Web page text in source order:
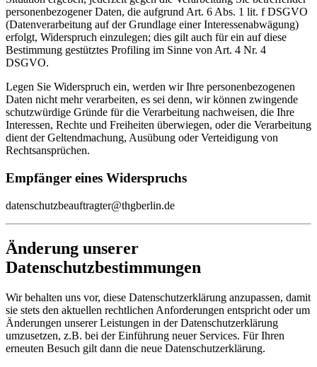
personenbezogener Daten, die aufgrund Art. 6 Abs. 1 lit. f DSGVO
(Datenverarbeitung auf der Grundlage einer Interessenabwägung)
erfolgt, Widerspruch einzulegen; dies gilt auch für ein auf diese
Bestimmung gestütztes Profiling im Sinne von Art. 4 Nr. 4
DSGVO.
Legen Sie Widerspruch ein, werden wir Ihre personenbezogenen
Daten nicht mehr verarbeiten, es sei denn, wir können zwingende
schutzwürdige Gründe für die Verarbeitung nachweisen, die Ihre
Interessen, Rechte und Freiheiten überwiegen, oder die Verarbeitung
dient der Geltendmachung, Ausübung oder Verteidigung von
Rechtsansprüchen.
Empfänger eines Widerspruchs
datenschutzbeauftragter@thgberlin.de
Änderung unserer
Datenschutzbestimmungen
Wir behalten uns vor, diese Datenschutzerklärung anzupassen, damit
sie stets den aktuellen rechtlichen Anforderungen entspricht oder um
Änderungen unserer Leistungen in der Datenschutzerklärung
umzusetzen, z.B. bei der Einführung neuer Services. Für Ihren
erneuten Besuch gilt dann die neue Datenschutzerklärung.